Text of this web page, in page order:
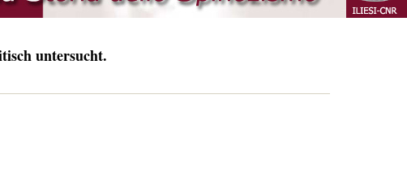
untersucht.